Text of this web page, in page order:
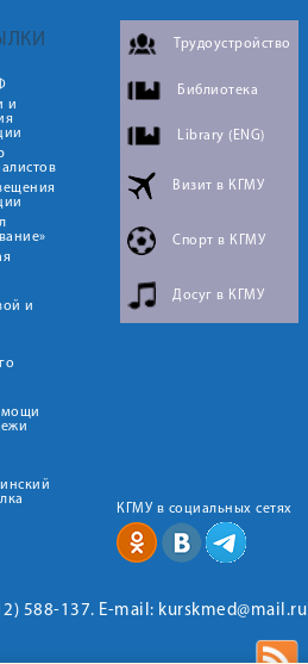
и
и
Трудоустройство
Библиотека
Library (ENG)
Визит в КГМУ
Спорт в КГМУ
Досуг в КГМУ
КГМУ в социальных сетях
588-137. E-mail: kurskmed@mail.ru